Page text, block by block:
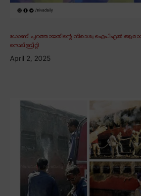
ധോണി പുറത്തായതിന്റെ നിരാശ; ഐപിഎൽ
സെലിബ്രിറ്റി
April 2, 2025